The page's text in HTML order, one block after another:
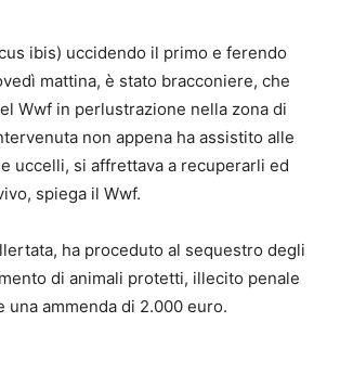
ibis) uccidendo il primo e ferendo
mattina, è stato bracconiere, che
Wwf in perlustrazione nella zona di
non appena ha assistito alle
uccelli, si affrettava a recuperarli ed
spiega il Wwf.
ha proceduto al sequestro degli
di animali protetti, illecito penale
ammenda di 2.000 euro.